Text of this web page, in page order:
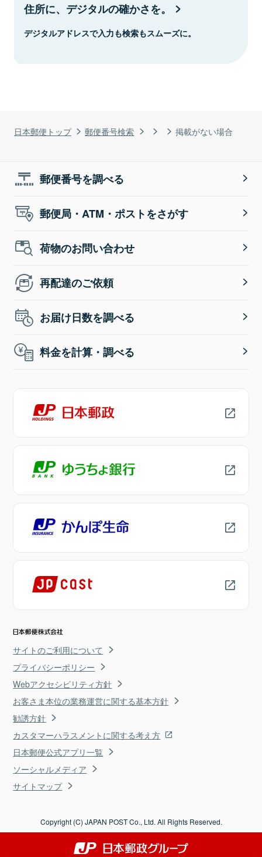
日本郵便トップ 郵便番号検索 掲載がない場合
住所に、デジタルの確かさを。
デジタルアドレスで入力も検索もスムーズに。
郵便番号を調べる
郵便局・ATM・ポストをさがす
荷物のお問い合わせ
再配達のご依頼
お届け日数を調べる
料金を計算・調べる
サイトのご利用について
プライバシーポリシー
Webアクセシビリティ方針
お客さま本位の業務運営に関する基本方針
勧誘方針
カスタマーハラスメントに関する考え方
日本郵便公式アプリ一覧
ソーシャルメディア
サイトマップ
Copyright (C) JAPAN POST Co., Ltd. All Rights Reserved.